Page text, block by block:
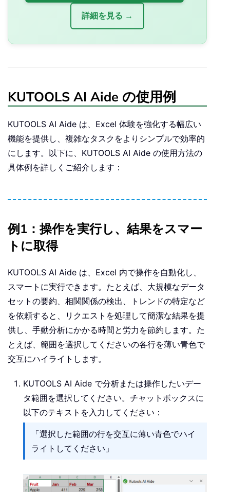
詳細を見る →
KUTOOLS AI Aide の使用例
KUTOOLS AI Aide は、Excel 体験を強化する幅広い
機能を提供し、複雑なタスクをよりシンプルで効率的
にします。以下に、KUTOOLS AI Aide の使用方法の
具体例を詳しくご紹介します：
例1：操作を実行し、結果をスマー
トに取得
KUTOOLS AI Aide は、Excel 内で操作を自動化し、
スマートに実行できます。たとえば、大規模なデータ
セットの要約、相関関係の検出、トレンドの特定など
を依頼すると、リクエストを処理して簡潔な結果を提
供し、手動分析にかかる時間と労力を節約します。た
とえば、範囲を選択してくださいの各行を薄い青色で
交互にハイライトします。
KUTOOLS AI Aide で分析または操作したいデー
タ範囲を選択してください。チャットボックスに
以下のテキストを入力してください：
「選択した範囲の行を交互に薄い青色でハイ
ライトしてください」